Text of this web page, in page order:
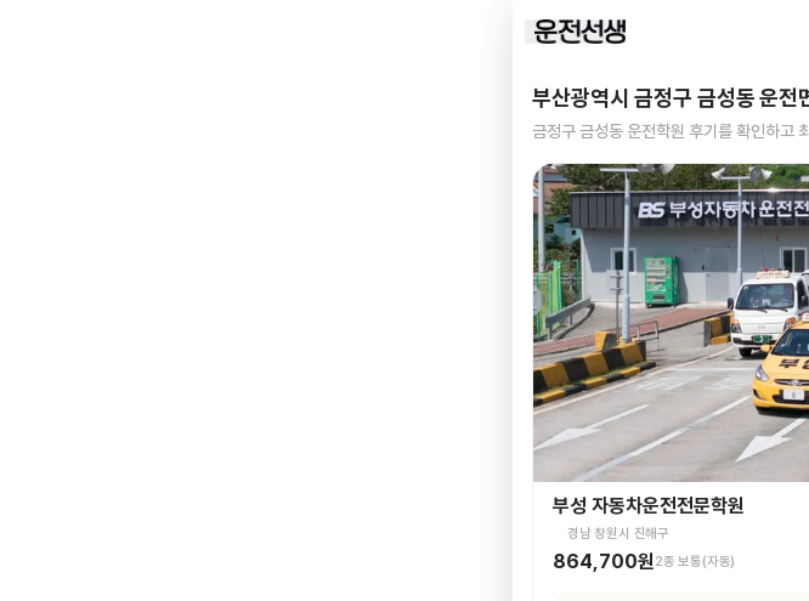
부산광역시 금정구 금성동운전
금정구 금성동 운전학원 후기를 확인하고
부성 자동차운전전문학원
경남 창원시 진해구
864,700원2종 보통(자동)